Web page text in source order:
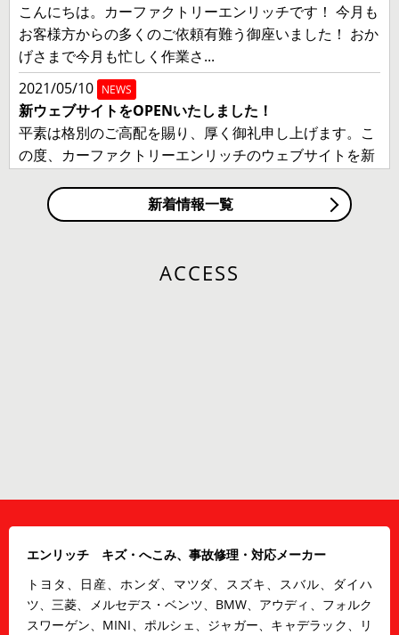
こんにちは。カーファクトリーエンリッチです！ 今月も
お客様方からの多くのご依頼有難う御座いました！ おか
げさまで今月も忙しく作業さ...
2021/05/10 NEWS
新ウェブサイトをOPENいたしました！
平素は格別のご高配を賜り、厚く御礼申し上げます。こ
の度、カーファクトリーエンリッチのウェブサイトを新
新着情報一覧
ACCESS
エンリッチ キズ・へこみ、事故修理・対応メーカー
トヨタ、日産、ホンダ、マツダ、スズキ、スバル、ダイハ
ツ、三菱、メルセデス・ベンツ、BMW、アウディ、フォルク
スワーゲン、MINI、ポルシェ、ジャガー、キャデラック、リ